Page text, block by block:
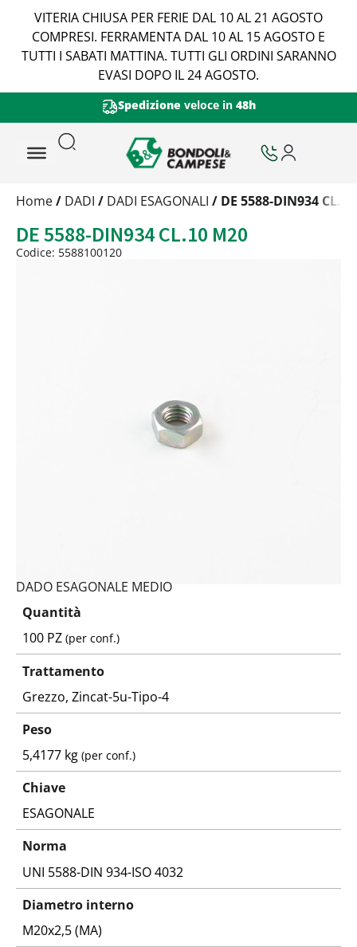
VITERIA CHIUSA PER FERIE DAL 10 AL 21 AGOSTO
COMPRESI. FERRAMENTA DAL 10 AL 15 AGOSTO E
TUTTI I SABATI MATTINA. TUTTI GLI ORDINI SARANNO
EVASI DOPO IL 24 AGOSTO.
Spedizioneveloce in48h
Trattamento
Peso
Quantità
Home/ DADI / DADI ESAGONALI / DE 5588-DIN934
DE 5588-DIN934 CL.10 M20
Codice: 5588100120
DADO ESAGONALE MEDIO
Quantità
100 PZ(per conf.)
Trattamento
Grezzo, Zincat-5u-Tipo-4
Peso
5,4177 kg(per conf.)
Chiave
ESAGONALE
Norma
UNI 5588-DIN 934-ISO 4032
Diametro interno
M20x2,5 (MA)